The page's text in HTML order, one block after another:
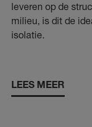
leveren op de
milieu, is dit de
isolatie.
LEES MEER